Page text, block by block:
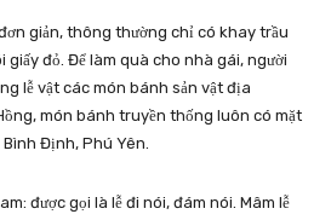
giản, thông thường chỉ có khay trầu
giấy đỏ. Để làm quà cho nhà gái, người
lễ vật các món bánh sản vật địa
món bánh truyền thống luôn có mặt
Định, Phú Yên.
được gọi là lễ đi nói, đám nói. Mâm lễ